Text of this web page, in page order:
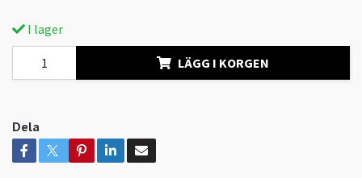
I lager
LÄGG I KORGEN
Dela